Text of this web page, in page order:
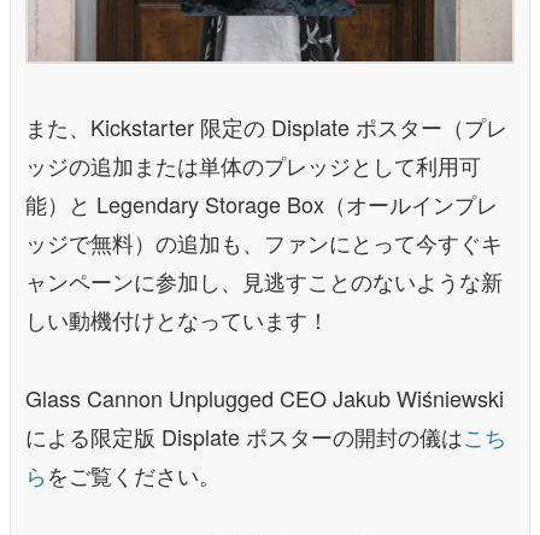
また、Kickstarter 限定の Displate ポスター（プレ
ッジの追加または単体のプレッジとして利用可
能）と Legendary Storage Box（オールインプレ
ッジで無料）の追加も、ファンにとって今すぐキ
ャンペーンに参加し、見逃すことのないような新
しい動機付けとなっています！
Glass Cannon Unplugged CEO Jakub Wiśniewski
による限定版 Displate ポスターの開封の儀はこち
らをご覧ください。